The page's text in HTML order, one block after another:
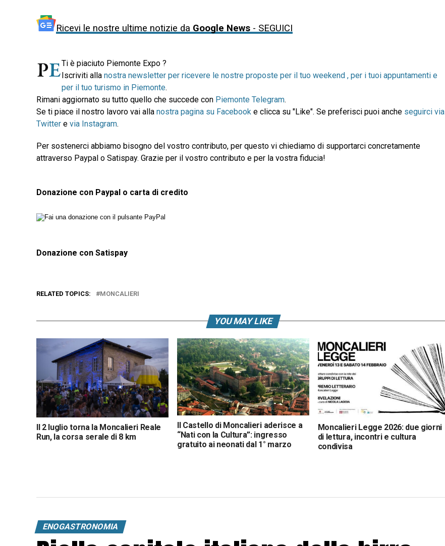
Ricevi le nostre ultime notizie da Google News - SEGUICI
Ti è piaciuto Piemonte Expo ?
Iscriviti alla nostra newsletter per ricevere le nostre proposte per il tuo weekend , per i tuoi appuntamenti e
per il tuo turismo in Piemonte.
Rimani aggiornato su tutto quello che succede con Piemonte Telegram.
Se ti piace il nostro lavoro vai alla nostra pagina su Facebook e clicca su "Like". Se preferisci puoi anche seguirci via
Twitter e via Instagram.
Per sostenerci abbiamo bisogno del vostro contributo, per questo vi chiediamo di supportarci concretamente
attraverso Paypal o Satispay. Grazie per il vostro contributo e per la vostra fiducia!
Donazione con Paypal o carta di credito
Donazione con Satispay
RELATED TOPICS: MONCALIERI
YOU MAY LIKE
Il 2 luglio torna la Moncalieri Reale
Run, la corsa serale di 8 km
Il Castello di Moncalieri aderisce a
“Nati con la Cultura”: ingresso
gratuito ai neonati dal 1° marzo
Moncalieri Legge 2026: due giorni
di lettura, incontri e cultura
condivisa
ENOGASTRONOMIA